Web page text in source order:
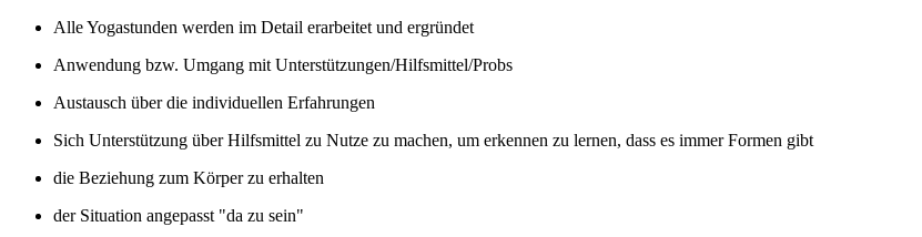
Alle Yogastunden werden im Detail erarbeitet und ergründet
Anwendung bzw. Umgang mit Unterstützungen/Hilfsmittel/Probs
Austausch über die individuellen Erfahrungen
Sich Unterstützung über Hilfsmittel zu Nutze zu machen, um erkennen zu lernen, dass es immer Formen gibt
die Beziehung zum Körper zu erhalten
der Situation angepasst "da zu sein"